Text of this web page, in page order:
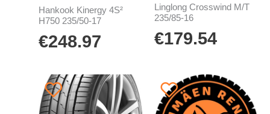
Hankook Kinergy 4S²
H750 235/50-17
€248.97
Linglong Crosswind M/T
235/85-16
€179.54